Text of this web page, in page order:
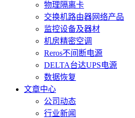
物理隔离卡
交换机路由器网络产品
监控设备及器材
机房精密空调
Reros不间断电源
DELTA台达UPS电源
数据恢复
文章中心
公司动态
行业新闻